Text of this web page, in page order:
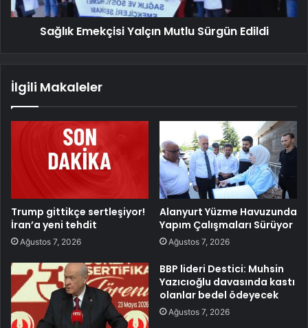
Sağlık Emekçisi Yalçın Mutlu Sürgün Edildi
İlgili Makaleler
Trump gittikçe sertleşiyor!
İran’a yeni tehdit
Ağustos 7, 2026
Alanyurt Yüzme Havuzunda
Yapım Çalışmaları Sürüyor
Ağustos 7, 2026
BBP lideri Destici: Muhsin
Yazıcıoğlu davasında kastı
olanlar bedel ödeyecek
Ağustos 7, 2026